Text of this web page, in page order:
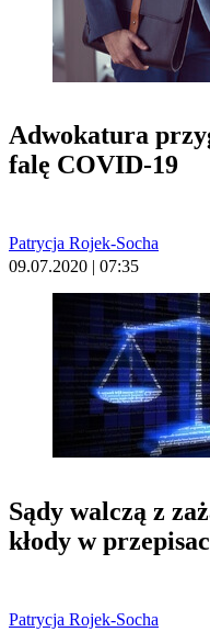
Adwokatura
falę COVID-19
Patrycja Rojek-Socha
09.07.2020 | 07:35
Sądy walczą z
kłody w
Patrycja Rojek-Socha